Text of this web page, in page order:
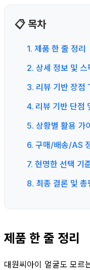
📋 목차
1. 제품 한 줄 정리
2. 상세 정보 및 스
3. 리뷰 기반 장점
4. 리뷰 기반 단점
5. 상황별 활용 가
6. 구매/배송/AS
7. 현명한 선택 기
8. 최종 결론 및 총
제품 한 줄 정리
대원씨아이 얼굴도 모르